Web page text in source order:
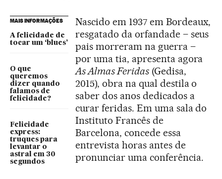
MAIS INFORMAÇÕES
A felicidade de
tocar um ‘blues’
O que
queremos
dizer quando
falamos de
felicidade?
Felicidade
express:
truques para
levantar o
astral em 30
segundos
Nascido em 1937 em Bordeaux,
resgatado da orfandade – seus
pais morreram na guerra –
por uma tia, apresenta agora
As Almas Feridas(Gedisa,
2015), obra na qual destila o
saber dos anos dedicados a
curar feridas. Em uma sala do
Instituto Francês de
Barcelona, concede essa
entrevista horas antes de
pronunciar uma conferência.